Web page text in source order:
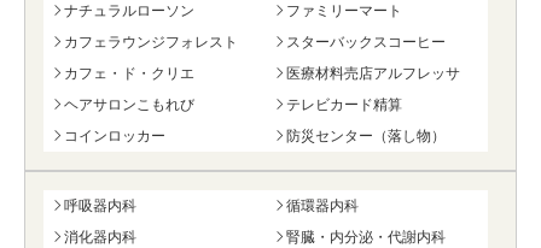
ナチュラルローソン
ファミリーマート
カフェラウンジフォレスト
スターバックスコーヒー
カフェ・ド・クリエ
医療材料売店アルフレッサ
ヘアサロンこもれび
テレビカード精算
コインロッカー
防災センター（落し物）
呼吸器内科
循環器内科
消化器内科
腎臓・内分泌・代謝内科